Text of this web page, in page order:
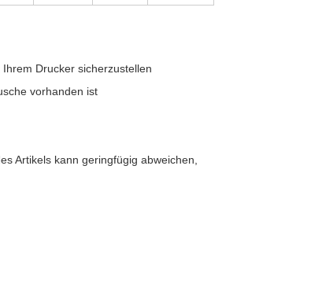
Drucker sicherzustellen
vorhanden ist
Artikels kann geringfügig abweichen,